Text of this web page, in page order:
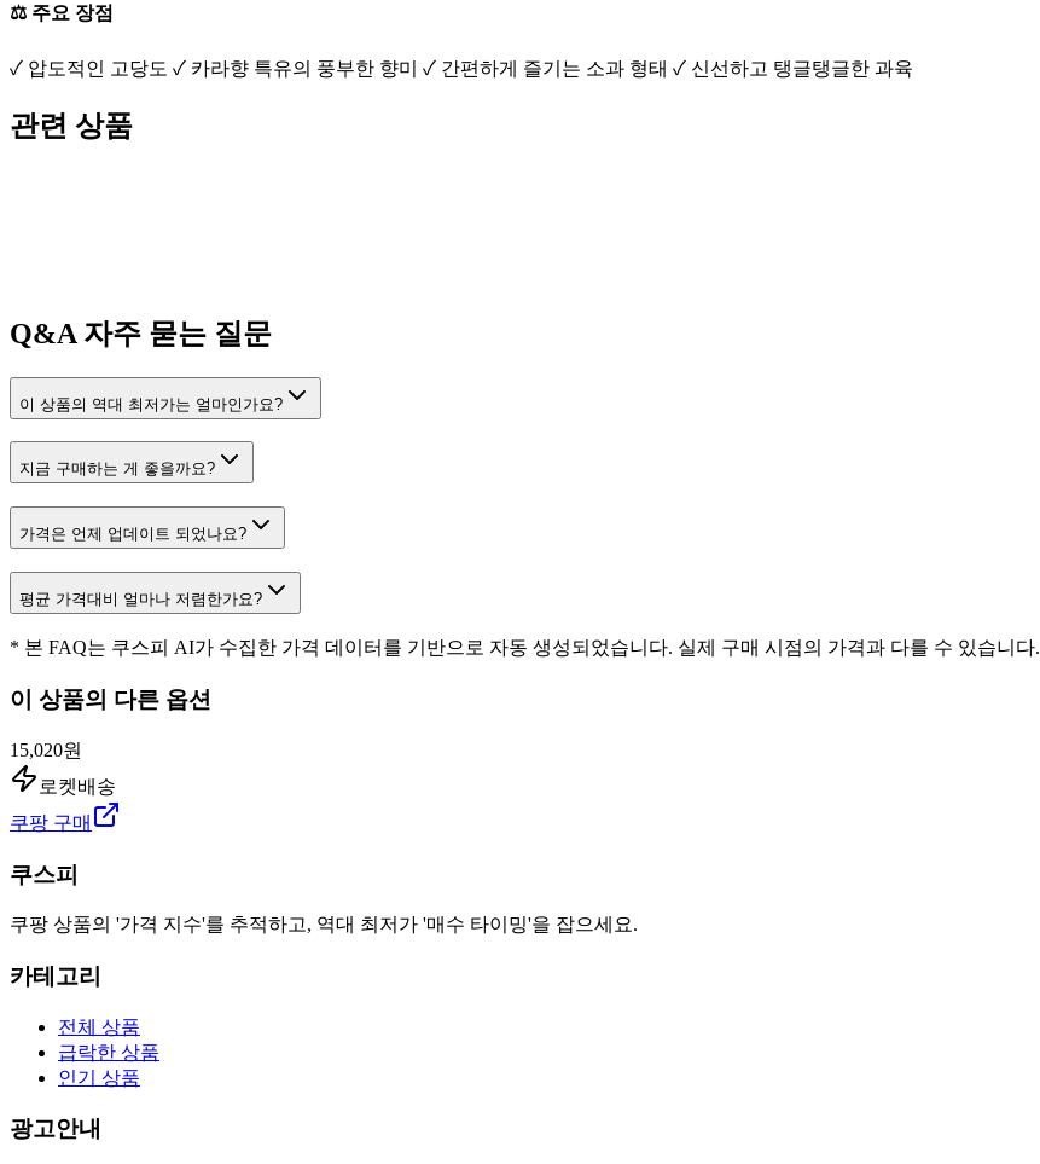
⚖️ 주요 장점
✓ 압도적인 고당도 ✓ 카라향 특유의 풍부한 향미 ✓ 간편하게 즐기는 소과 형태 ✓ 신선하고 탱글탱글한 과육
관련 상품
Q&A 자주 묻는 질문
이 상품의 역대 최저가는 얼마인가요?
지금 구매하는 게 좋을까요?
가격은 언제 업데이트 되었나요?
평균 가격대비 얼마나 저렴한가요?
* 본 FAQ는 쿠스피 AI가 수집한 가격 데이터를 기반으로 자동 생성되었습니다. 실제 구매 시점의 가격과 다를 수 있습니다.
이 상품의 다른 옵션
15,020원
로켓배송
쿠팡 구매
쿠스피
쿠팡 상품의 '가격 지수'를 추적하고, 역대 최저가 '매수 타이밍'을 잡으세요.
카테고리
전체 상품
급락한 상품
인기 상품
광고안내